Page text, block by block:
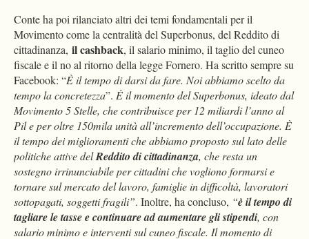
Conte ha poi rilanciato altri dei temi fondamentali per il
Movimento come la centralità del Superbonus, del Reddito di
cittadinanza, il cashback, il salario minimo, il taglio del cuneo
fiscale e il no al ritorno della legge Fornero. Ha scritto sempre su
Facebook: “È il tempo di darsi da fare. Noi abbiamo scelto da
tempo la concretezza”. È il momento del Superbonus, ideato dal
Movimento 5 Stelle, che contribuisce per 12 miliardi l’anno al
Pil e per oltre 150mila unità all’incremento dell’occupazione. È
il tempo dei miglioramenti che abbiamo proposto sul lato delle
politiche attive delReddito di cittadinanza, che resta un
sostegno irrinunciabile per cittadini che vogliono formarsi e
tornare sul mercato del lavoro, famiglie in difficoltà, lavoratori
sottopagati, soggetti fragili”. Inoltre, ha concluso, “è il tempo di
tagliare le tasse e continuare ad aumentare gli stipendi, con
salario minimo e interventi sul cuneo fiscale. Il momento di